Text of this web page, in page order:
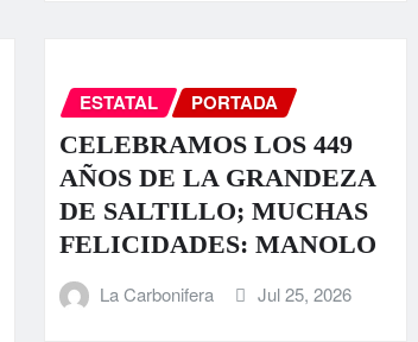
ESTATAL PORTADA
CELEBRAMOS LOS 449
AÑOS DE LA GRANDEZA
DE SALTILLO; MUCHAS
FELICIDADES: MANOLO
La Carbonifera Jul 25, 2026